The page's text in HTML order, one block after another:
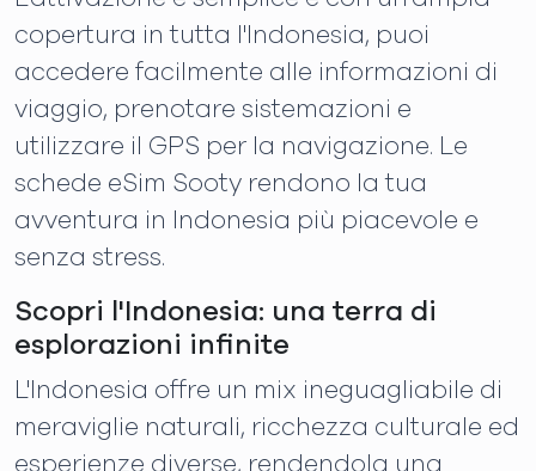
copertura in tutta l'Indonesia, puoi
accedere facilmente alle informazioni di
viaggio, prenotare sistemazioni e
utilizzare il GPS per la navigazione. Le
schede eSim Sooty rendono la tua
avventura in Indonesia più piacevole e
senza stress.
Scopri l'Indonesia: una terra di
esplorazioni infinite
L'Indonesia offre un mix ineguagliabile di
meraviglie naturali, ricchezza culturale ed
esperienze diverse, rendendola una